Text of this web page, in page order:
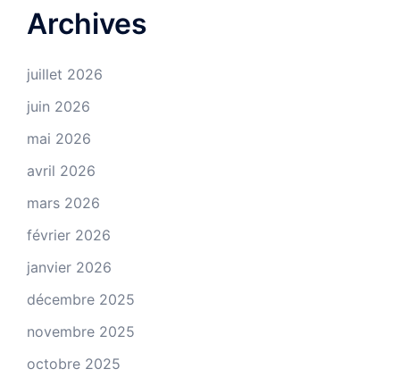
Archives
juillet 2026
juin 2026
mai 2026
avril 2026
mars 2026
février 2026
janvier 2026
décembre 2025
novembre 2025
octobre 2025